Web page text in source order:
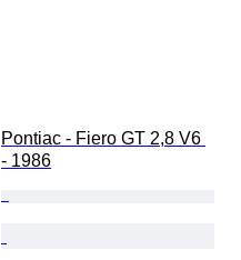
Pontiac - Fiero GT 2,8 V6
- 1986